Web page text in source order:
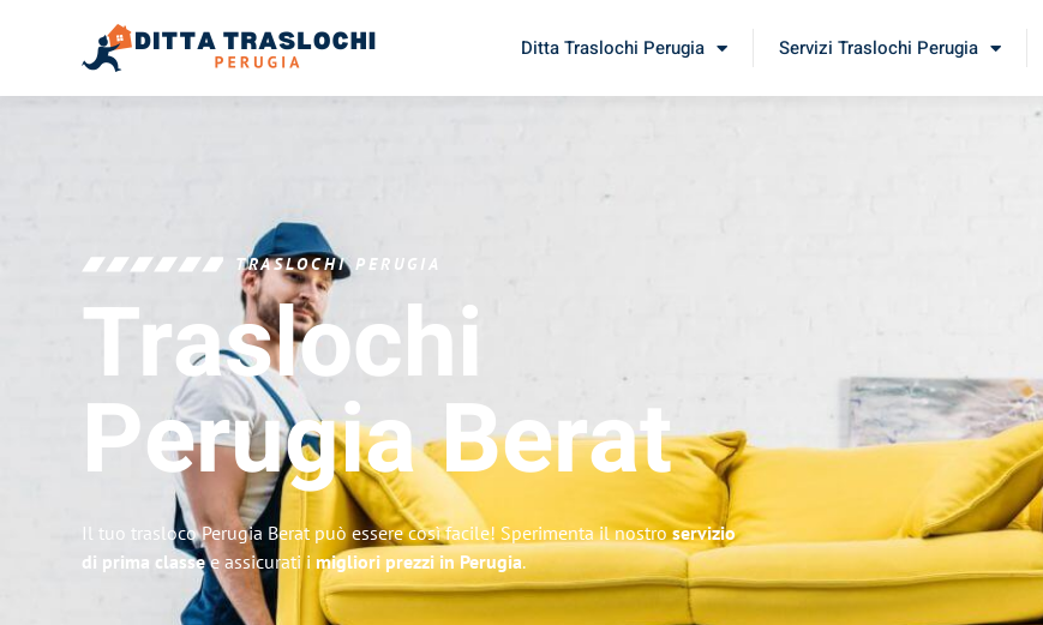
Ditta Traslochi Perugia Servizi Traslochi Perugia
TRASLOCHI PERUGIA
Traslochi
PerugiaBerat
Il tuo trasloco Perugia Berat può essere così facile! Sperimenta il nostroservizio
di prima classee assicurati i migliori prezzi in Perugia.